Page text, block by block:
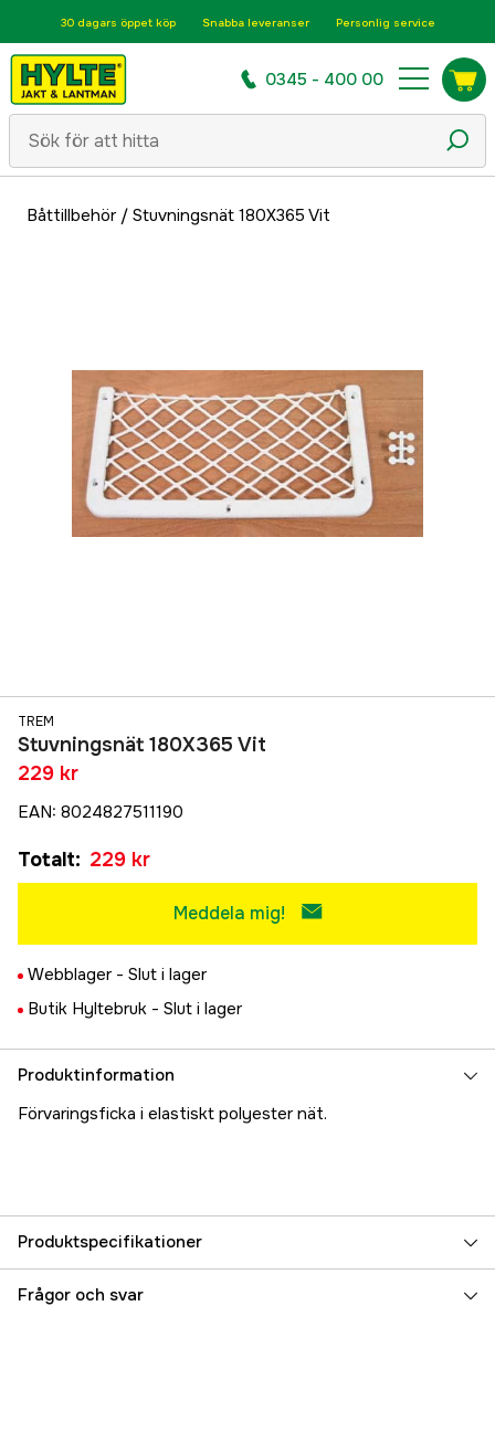
30 dagars öppet köp Snabba leveranser Personlig service
0345 - 400 00
Båttillbehör/ Stuvningsnät 180X365 Vit
TREM
Stuvningsnät 180X365 Vit
229 kr
EAN: 8024827511190
Totalt: 229 kr
Meddela mig!
Webblager - Slut i lager
Butik Hyltebruk - Slut i lager
Produktinformation
Förvaringsficka i elastiskt polyester nät.
Produktspecifikationer
Referensnummer 5000024401
Frågor och svar